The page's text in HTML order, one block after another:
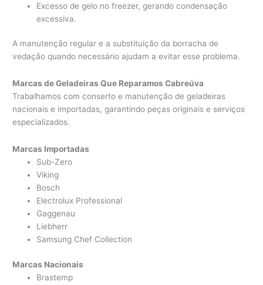
Excesso de gelo no freezer, gerando condensação
excessiva.
A manutenção regular e a substituição da borracha de
vedação quando necessário ajudam a evitar esse problema.
Marcas de Geladeiras Que Reparamos Cabreúva
Trabalhamos com conserto e manutenção de geladeiras
nacionais e importadas, garantindo peças originais e serviços
especializados.
Marcas Importadas
Sub-Zero
Viking
Bosch
Electrolux Professional
Gaggenau
Liebherr
Samsung Chef Collection
Marcas Nacionais
Brastemp